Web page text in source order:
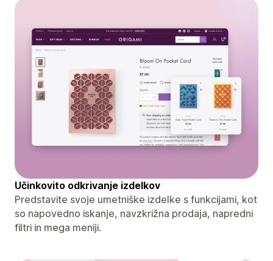
Učinkovito odkrivanje izdelkov
Predstavite svoje umetniške izdelke s funkcijami, kot
so napovedno iskanje, navzkrižna prodaja, napredni
filtri in mega meniji.